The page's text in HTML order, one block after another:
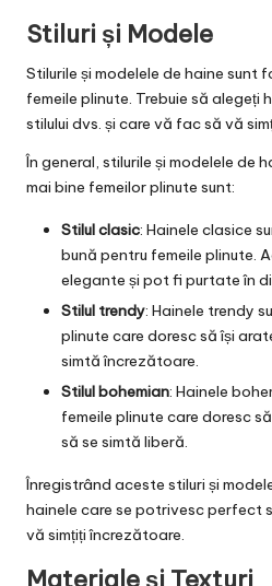
Stiluri și Modele
Stilurile și modelele de haine
femeile plinute. Trebuie să alegeți
stilului dvs. și care vă fac să vă
În general, stilurile și modelele de
mai bine femeilor plinute sunt:
Stilul clasic: Hainele clasice
bună pentru femeile plinute.
elegante și pot fi purtate în
Stilul trendy: Hainele trendy
plinute care doresc să își
simtă încrezătoare.
Stilul bohemian: Hainele
femeile plinute care doresc
să se simtă liberă.
Înregistrând aceste stiluri și
hainele care se potrivesc perfect
vă simțiți încrezătoare.
Materiale și Texturi